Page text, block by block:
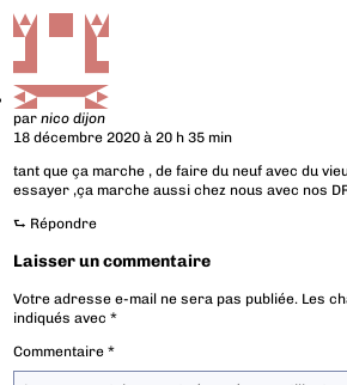
parnico dijon
18 décembre 2020 à 20 h 35 min
tant que ça marche , de faire du neuf avec du
essayer ,ça marche aussi chez nous avec nos
⮑ Répondre
Laisser un commentaire
Votre adresse e-mail ne sera pas publiée. Les
indiqués avec*
Commentaire*